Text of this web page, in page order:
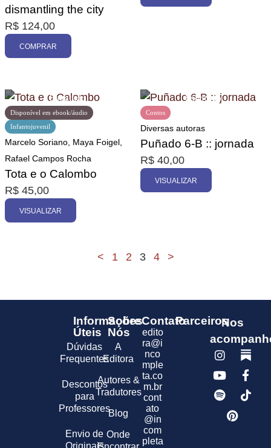
dismantling the city
R$ 124,00
COMPRAR
Disponível em ebook/áudio
Infantojuvenil
Marcelo Soriano, Maya Foigel,
Rafael Campos Rocha
Tota e o Calombo
R$ 45,00
VISUALIZAR
Contos
Diversas autoras
Puñado 6-B :: jornada
R$ 40,00
VISUALIZAR
< 1 2 3 4 >
Informações
Úteis
Dúvidas
Frequentes
Descontos
para
Professores
Envio de
Originais
Sobre
Nós
A
Editora
Autores &
Tradutores
Blog
Onde
Contato
edito
ra@i
nco
mple
ta.co
m.br
cont
ato
@in
com
pleta
ParceirosNos